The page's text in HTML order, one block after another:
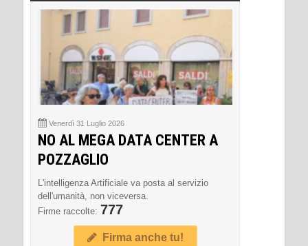
Venerdì 31 Luglio 2026
NO AL MEGA DATA CENTER A
POZZAGLIO
L'intelligenza Artificiale va posta al servizio
dell'umanità, non viceversa.
Firme raccolte: 777
Firma anche tu!